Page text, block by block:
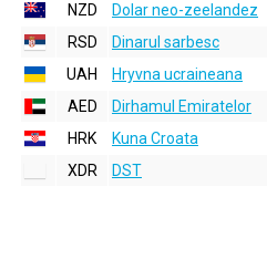
NZD
Dolar neo-zeelandez
RSD
Dinarul sarbesc
UAH
Hryvna ucraineana
AED
Dirhamul Emiratelor
HRK
Kuna Croata
XDR
DST